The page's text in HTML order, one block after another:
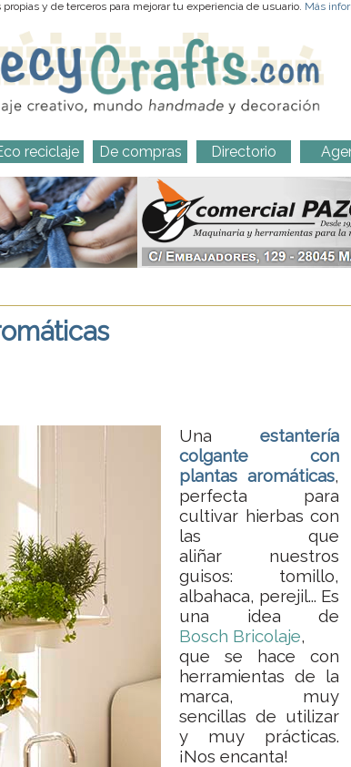
y de terceros para mejorar tu experiencia de usuario. Más
reciclaje De compras Directorio
Una estantería
colgante con
plantas aromáticas,
perfecta para
cultivar hierbas con
las que
aliñar nuestros
guisos: tomillo,
albahaca, perejil... Es
una idea de
Bosch Bricolaje,
que se hace con
herramientas de la
marca, muy
sencillas de utilizar
y muy prácticas.
¡Nos encanta!